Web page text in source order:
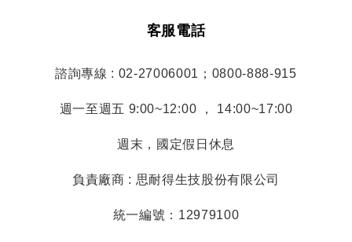
客服電話
諮詢專線 : 02-27006001；0800-888-915
週一至週五 9:00~12:00 ， 14:00~17:00
週末，國定假日休息
負責廠商 : 思耐得生技股份有限公司
統一編號：12979100